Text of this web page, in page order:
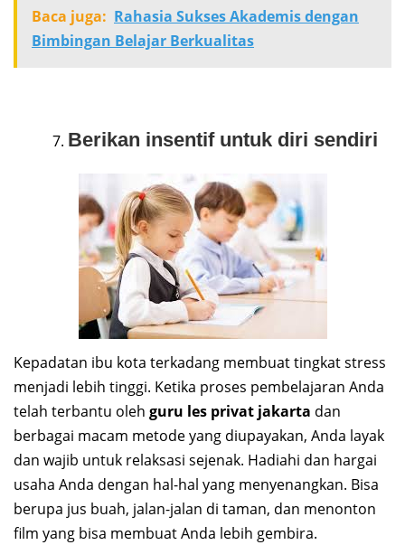
Baca juga: Rahasia Sukses Akademis dengan
Bimbingan Belajar Berkualitas
Berikan insentif untuk diri sendiri
Kepadatan ibu kota terkadang membuat tingkat stress
menjadi lebih tinggi. Ketika proses pembelajaran Anda
telah terbantu oleh guru les privat jakarta dan
berbagai macam metode yang diupayakan, Anda layak
dan wajib untuk relaksasi sejenak. Hadiahi dan hargai
usaha Anda dengan hal-hal yang menyenangkan. Bisa
berupa jus buah, jalan-jalan di taman, dan menonton
film yang bisa membuat Anda lebih gembira.